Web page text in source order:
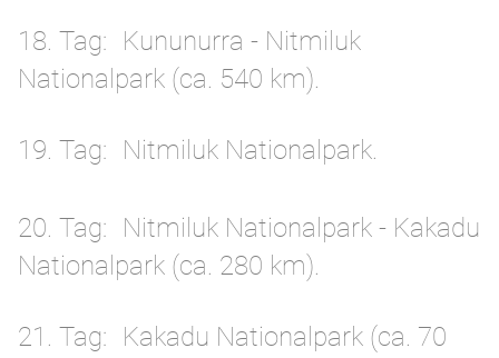
18. Tag
Kununurra - Nitmiluk
Nationalpark (ca. 540 km).
19. Tag Nitmiluk Nationalpark.
20. Tag
Nitmiluk Nationalpark - Kakadu
Nationalpark (ca. 280 km).
21. Tag
Kakadu Nationalpark (ca. 70